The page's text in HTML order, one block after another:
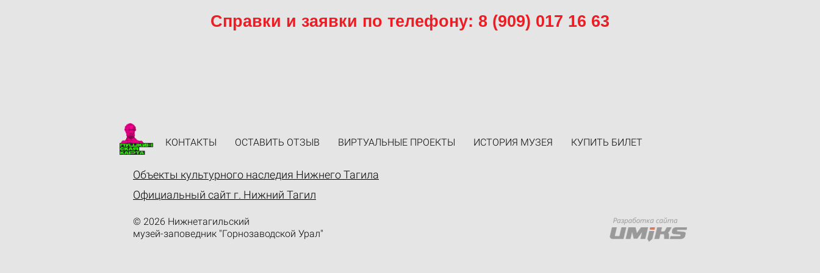
Справки и заявки по телефону: 8 (909) 017 16 63
Объекты культурного наследия Нижнего Тагила
Официальный сайт г. Нижний Тагил
© 2026 Нижнетагильский
музей-заповедник "Горнозаводской Урал"
КОНТАКТЫ ОСТАВИТЬ ОТЗЫВ ВИРТУАЛЬНЫЕ ПРОЕКТЫ ИСТОРИЯ МУЗЕЯ КУПИТЬ БИЛЕТ